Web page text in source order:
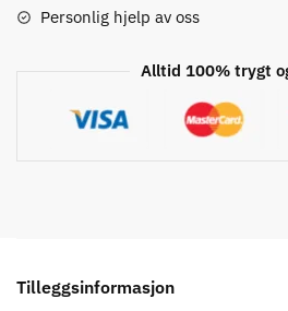
Personlig hjelp av oss
Alltid 100% trygt
Tilleggsinformasjon